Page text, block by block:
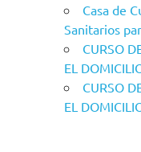
Casa de
Sanitarios
CURSO
EL
CURSO
EL